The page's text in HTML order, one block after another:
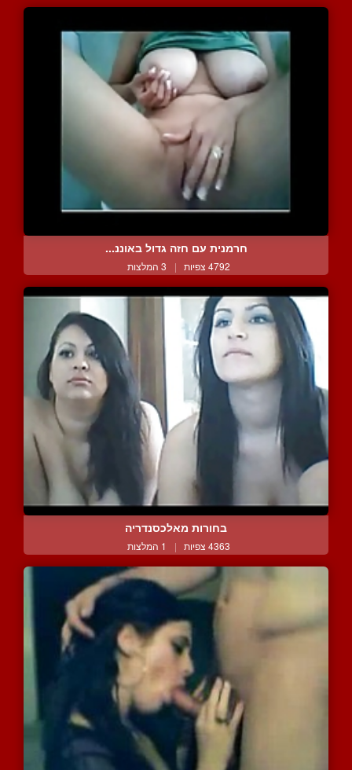
חרמנית עם חזה גדול באוננ...
4792 צפיות | 3 המלצות
בחורות מאלכסנדריה
4363 צפיות | 1 המלצות